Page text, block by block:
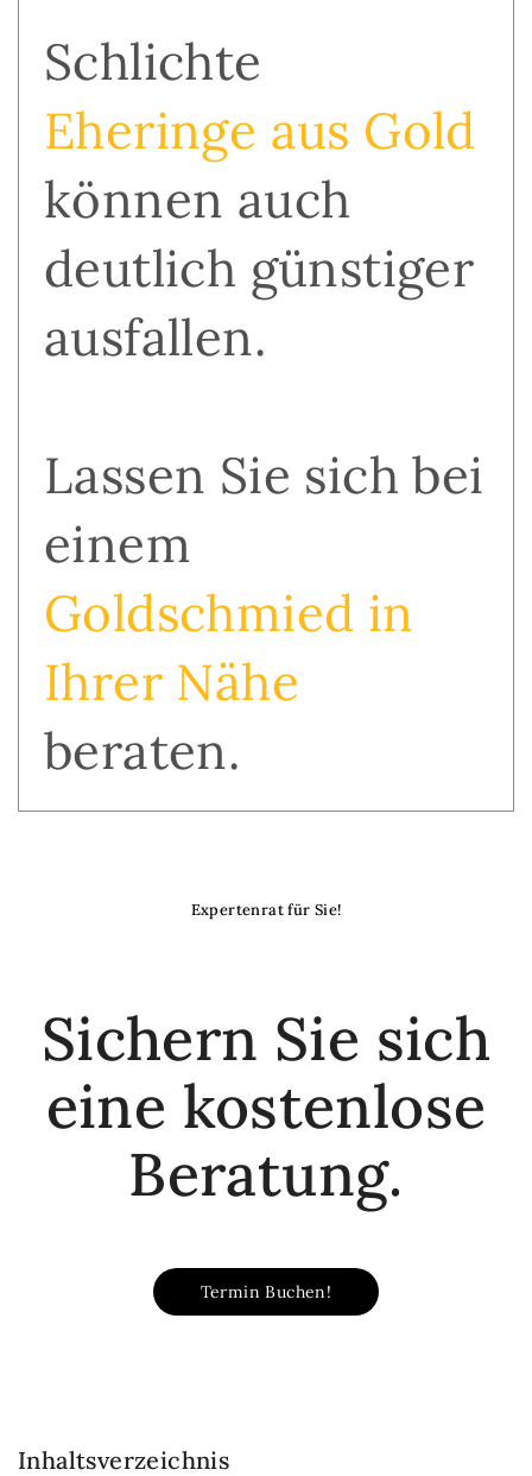
Schlichte
Eheringe aus Gold
können auch
deutlich günstiger
ausfallen.
Lassen Sie sich bei
einem
Goldschmied in
Ihrer Nähe
beraten.
Expertenrat für Sie!
Sichern Sie sich
eine kostenlose
Beratung.
Termin Buchen!
Inhaltsverzeichnis